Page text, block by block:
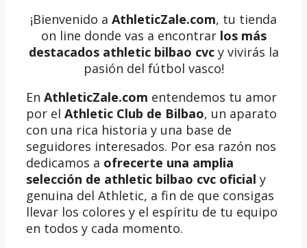
¡Bienvenido a AthleticZale.com, tu tienda
on line donde vas a encontrar los más
destacados athletic bilbao cvcy vivirás la
pasión del fútbol vasco!
En AthleticZale.com entendemos tu amor
por el Athletic Club de Bilbao, un aparato
con una rica historia y una base de
seguidores interesados. Por esa razón nos
dedicamos a ofrecerte una amplia
selección de athletic bilbao cvc oficial y
genuina del Athletic, a fin de que consigas
llevar los colores y el espíritu de tu equipo
en todos y cada momento.